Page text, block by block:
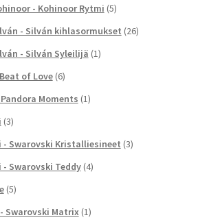
- Kohinoor Rytmi (5)
- Silván kihlasormukset (26)
- Silván Syleilijä (1)
of Love (6)
Moments (1)
(3)
- Swarovski Kristalliesineet (3)
Swarovski Teddy (4)
(5)
Swarovski Matrix (1)